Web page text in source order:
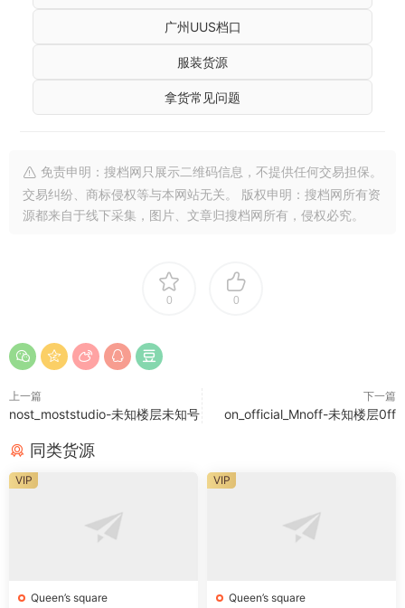
广州UUS档口
服装货源
拿货常见问题
免责申明：搜档网只展示二维码信息，不提供任何交易担保。
交易纠纷、商标侵权等与本网站无关。 版权申明：搜档网所有资
源都来自于线下采集，图片、文章归搜档网所有，侵权必究。
0 0
上一篇
nost_moststudio-未知楼层未知号
下一篇
on_official_Mnoff-未知楼层0ff
同类货源
Queen’s square
VIP
Queen’s square
VIP